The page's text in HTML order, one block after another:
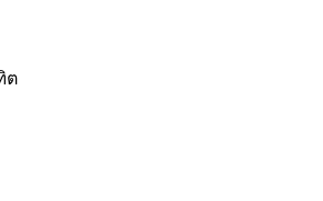
ต